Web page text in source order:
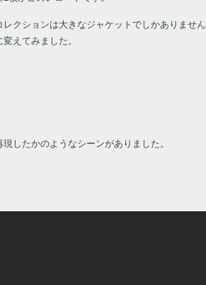
クションは大きなジャケットでしかありませ
えてみました。
したかのようなシーンがありました。